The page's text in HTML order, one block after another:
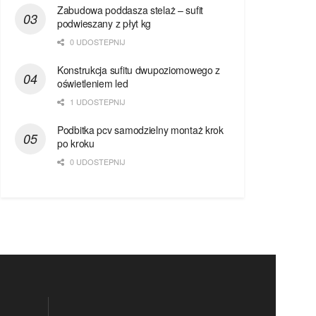
Zabudowa poddasza stelaż – sufit
podwieszany z płyt kg
0 UDOSTEPNIJ
Konstrukcja sufitu dwupoziomowego z
oświetleniem led
1 UDOSTEPNIJ
Podbitka pcv samodzielny montaż krok
po kroku
0 UDOSTEPNIJ